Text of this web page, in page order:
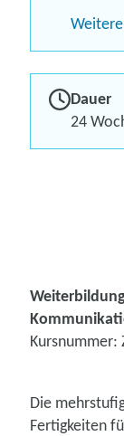
Dauer
24
Kursnummer:
Die
Fertigkeiten